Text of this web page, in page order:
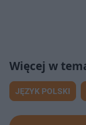
JĘZYK POLSKI